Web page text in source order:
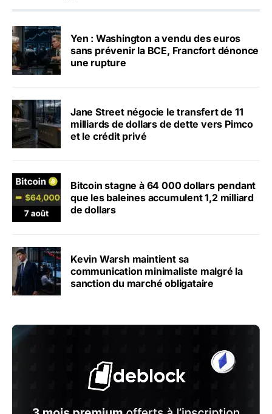
Yen : Washington a vendu des euros
sans prévenir la BCE, Francfort dénonce
une rupture
Jane Street négocie le transfert de 11
milliards de dollars de dette vers Pimco
et le crédit privé
Bitcoin stagne à 64 000 dollars pendant
que les baleines accumulent 1,2 milliard
de dollars
Kevin Warsh maintient sa
communication minimaliste malgré la
sanction du marché obligataire